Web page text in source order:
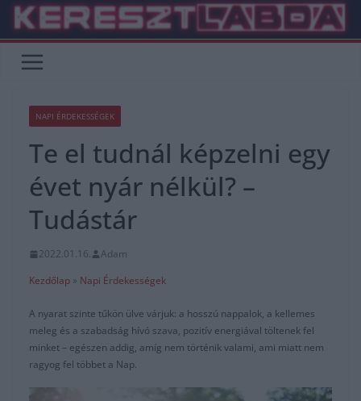
Skip
content
NAPI ÉRDEKESSÉGEK
Te el tudnál képzelni egy
évet nyár nélkül? –
Tudástár
2022.01.16.
Adam
Kezdőlap » Napi Érdekességek
A nyarat szinte tűkön ülve várjuk: a hosszú nappalok, a kellemes
meleg és a szabadság hívó szava, pozitív energiával töltenek fel
minket – egészen addig, amíg nem történik valami, ami miatt nem
ragyog fel többet a Nap.